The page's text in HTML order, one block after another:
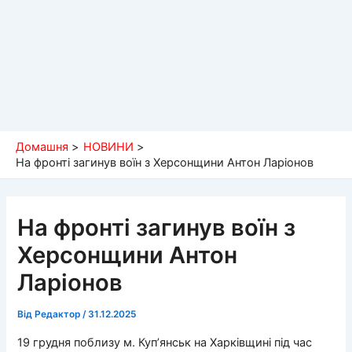
Домашня
НОВИНИ
На фронті загинув воїн з Херсонщини Антон Ларіонов
На фронті загинув воїн з
Херсонщини Антон
Ларіонов
Від Редактор/31.12.2025
19 грудня поблизу м. Куп’янськ на Харківщині під час